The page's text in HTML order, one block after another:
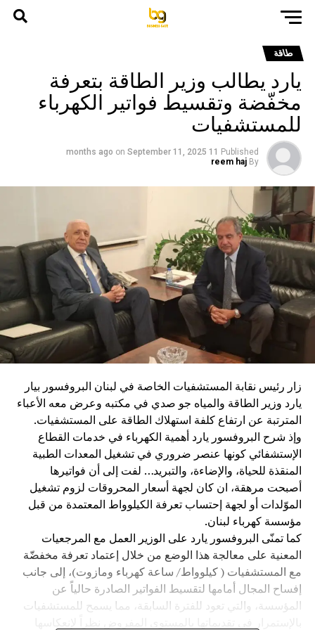
طاقة
يارد يطالب وزير الطاقة بتعرفة
مخفّضة وتقسيط فواتير الكهرباء
للمستشفيات
Published
11 months ago
on September 11, 2025
By
reem haj
زار رئيس نقابة المستشفيات الخاصة في لبنان البروفسور بيار
يارد وزير الطاقة والمياه جو صدي في مكتبه وعرض معه الأعباء
المترتبة عن ارتفاع كلفة استهلاك الطاقة على المستشفيات.
وإذ شرح البروفسور يارد أهمية الكهرباء في خدمات القطاع
الإستشفائي كونها عنصر ضروري في تشغيل المعدات الطبية
المنقذة للحياة، والإضاءة، والتبريد… لفت إلى أن فواتيرها
أصبحت مرهقة، ان كان لجهة أسعار المحروقات لزوم تشغيل
الموّلدات أو لجهة إحتساب تعرفة الكيلوواط المعتمدة من قبل
مؤسسة كهرباء لبنان.
كما تمنّى البروفسور يارد على الوزير العمل مع المرجعيات
المعنية على معالجة هذا الوضع من خلال إعتماد تعرفة مخفضّة
مع المستشفيات ( كيلوواط/ ساعة كهرباء ومازوت)، إلى جانب
إفساح المجال أمامها لتقسيط الفواتير الصادرة حالياً عن
المؤسسة، والتي تعود للفترة السابقة، مما يسمح للمستشفيات